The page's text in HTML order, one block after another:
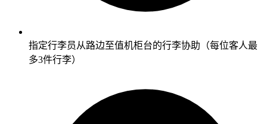
指定行李员从路边至值机柜台的行李协助（每位客人最
多3件行李）